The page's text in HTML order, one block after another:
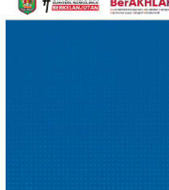
Video